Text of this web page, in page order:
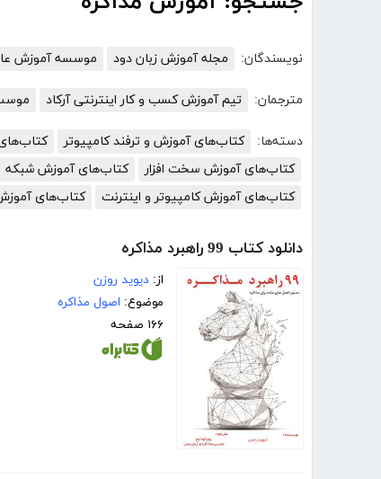
نویسندگان: مجله آموزش زبان دود موسسه آموزش
مترجمان: تیم آموزش کسب و کار اینترنتی آرکاد
دسته‌ها: کتاب‌های آموزش و ترفند کامپیوتر
کتاب‌های آموزش سخت افزار
کتاب‌های آموزش شبکه
کتاب‌های آموزش کامپیوتر و اینترنت
کتاب‌های
دانلود کتاب 99 راهبرد مذاکره
از: دیوید روزن
موضوع: اصول مذاکره
۱۶۶ صفحه